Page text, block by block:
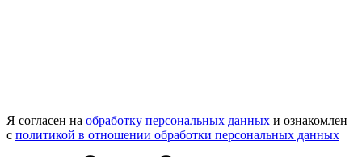
Я согласен на обработку персональных данных и ознакомлен
с политикой в отношении обработки персональных данных